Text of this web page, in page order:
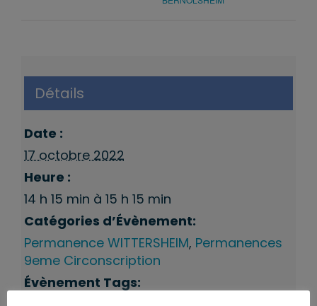
Détails
Date :
17 octobre 2022
Heure :
14 h 15 min à 15 h 15 min
Catégories d’Évènement:
Permanence WITTERSHEIM, Permanences
9eme Circonscription
Évènement Tags: